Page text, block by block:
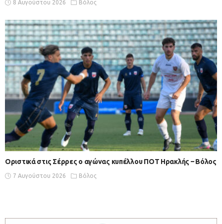
8 Αυγούστου 2026 Βόλος
Οριστικά στις Σέρρες ο αγώνας κυπέλλου ΠΟΤ Ηρακλής – Βόλος
7 Αυγούστου 2026 Βόλος